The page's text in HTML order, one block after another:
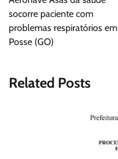
Post
socorre paciente com
problemas respiratórios em
Posse (GO)
Related Posts